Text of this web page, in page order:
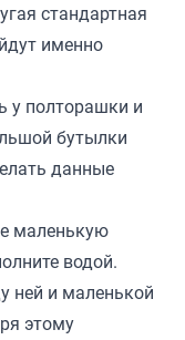
стандартная
именно
у полторашки и
бутылки
данные
маленькую
водой.
ней и маленькой
этому